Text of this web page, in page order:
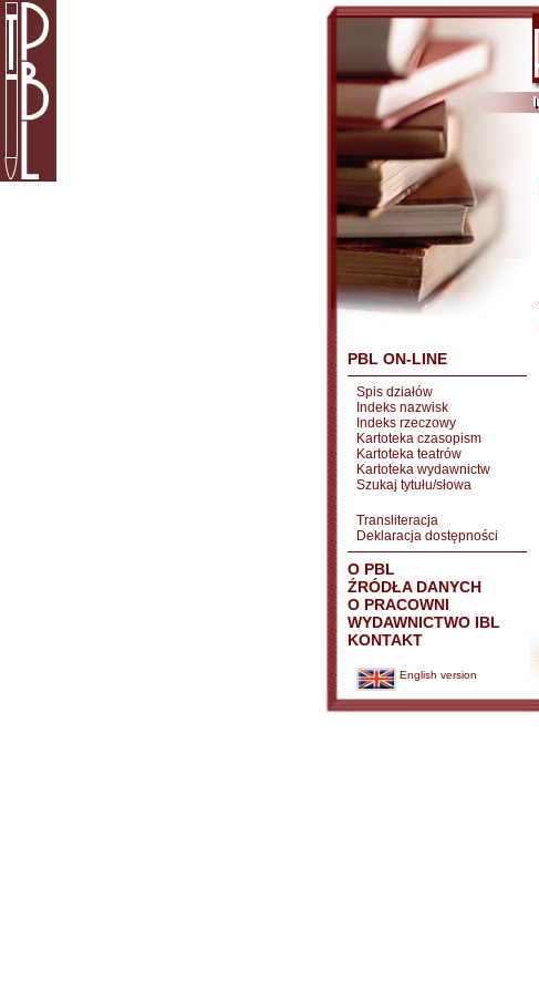
PBL ON-LINE
Spis działów
Indeks nazwisk
Indeks rzeczowy
Kartoteka czasopism
Kartoteka teatrów
Kartoteka wydawnictw
Szukaj tytułu/słowa
Transliteracja
Deklaracja dostępności
O PBL
ŹRÓDŁA DANYCH
O PRACOWNI
WYDAWNICTWO IBL
KONTAKT
English version